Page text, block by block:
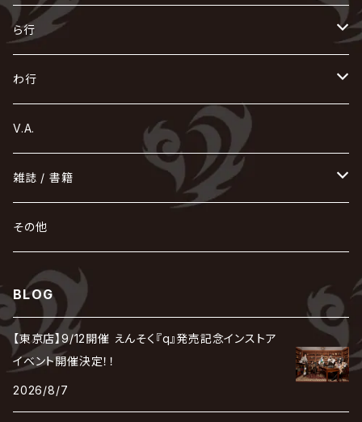
Azavana
Acid Black Cherry
アリス九號. / ALICE NINE. / A9
有村竜太朗
ΛrlequiΩ / アルルカン
イビツ マル
色々な十字架
168 / 葵-168-
UCHUSENTAI:NOIZ / 宇宙戦隊NOIZ
LM.C
陰陽座
CASCADE
the GazettE
GOTCHAROCKA
cali≠gari
河村隆一
ギャロ
KIRITO / キリト
己龍
GLAY
黒夢
Kra
ゴールデンボンバー
さくら前線
XANVALA
J
ジグソウ
シド
JAKIGAN MEISTER
Chanty
Janne Da Arc
Scarlet Valse
SPLENDID GOD GIRAFFE
SLAPSLY / CHIYU
零[Hz]
SOPHIA
ZOMBIE / ぞんび
TAKURO
逹瑯
DAVID / SUI / 縁
DARRELL
D
DIAURA
DEXCORE
TAKE NO BREAK
DEZERT
と
東京花嫁
Tourbillon
Dolly
TЯicKY
NICOLAS
nurié
ね
NETH PRIERE CAIN
NEVERLAND
の
NoGoD
NOCTURNAL BLOODLUST
H.U.G
薔薇の宮殿
BAROQUE
HERO
美炎-BIEN-
HIDE-ZOU
ビバラッシュ
ふ
Far East Dizain
Fatüm
Plastic Tree
Frantic EMIRY
Blu-BiLLioN
へ
BabyKingdom
THE BEETHOVEN
HELLBROTH / ヘルブロス
The Benjamin
ほ
POIDOL
HOLLOWGRAM
THE MICRO HEAD 4N'S
MAO / マオ from SID
マツタケワークス
摩天楼オペラ
THE MADNA
み
未完成アリス
ミスイ
美良政次
MIRAGE
む
MUCC / ムック
め
メトロノーム
MERRY / メリー
も
THE MORTAL
MORRIE
最上川司
や
ヤミテラ / 外道反逆者ヤミテラ
ゆ
YUKIYA / 藤田幸也
ユナイト
よ
ら行
ら
rice
Rides In ReVellion
La'veil MizeriA
LAB.THE BASEMENT / ラボ ザ ベヰスメント
り
Leetspeak monsters
Ricky
RENAME
LIBRAVEL / リブラヴェル
る
Ruiza
LUNA SEA
れ
0.1gの誤算
the Raid.
REIGN
RAZOR
Royz
Rorschach.inc
ロマン急行
わ行
わ
wyse
我が為
V.A.
雑誌 / 書籍
hévn
ROCK AND READ
その他
BLOG
【東京店】9/12開催 えんそく『q』発売記念インストア
イベント開催決定！！
2026/8/7